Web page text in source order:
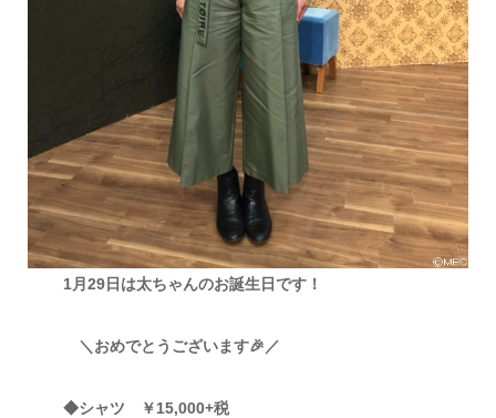
1月29日は太ちゃんのお誕生日です！
＼おめでとうございます🎉／
◆シャツ ￥15,000+税